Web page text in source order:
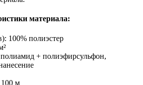
материала:
100% полиэстер
+ полиэфирсульфон,
100 м